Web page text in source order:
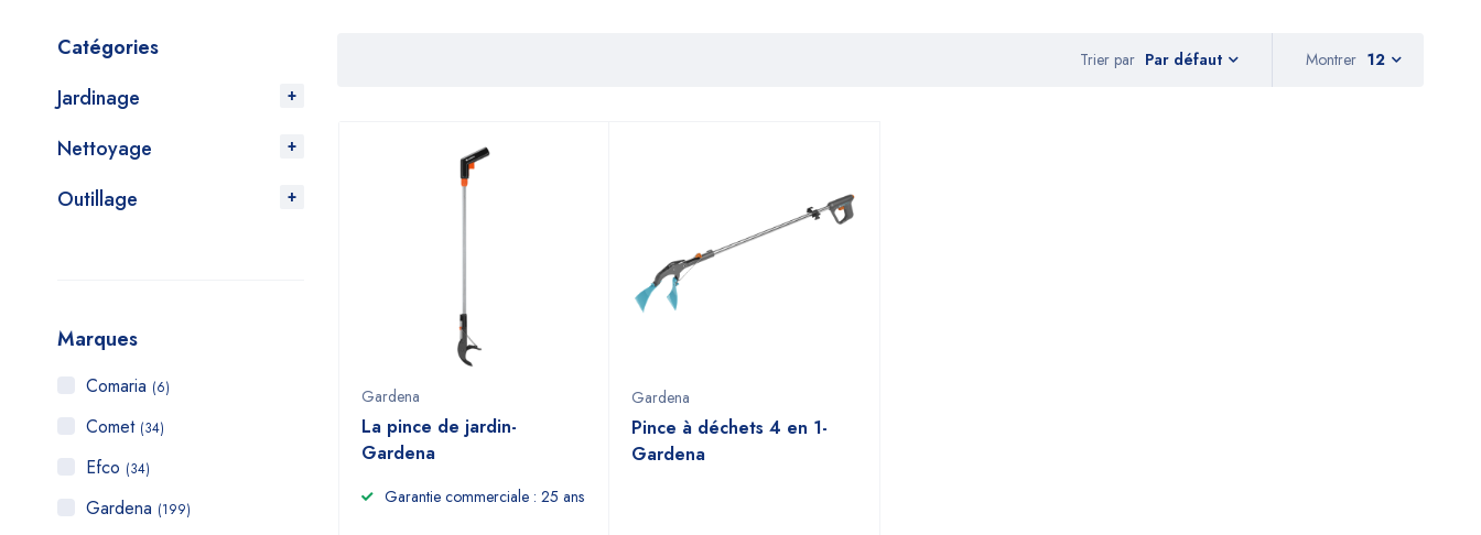
Catégories
Jardinage
Nettoyage
Outillage
Marques
Comaria (6)
Comet (34)
Efco (34)
Gardena (199)
Trier par Par défaut Montrer 12
Gardena
La pince de jardin-
Gardena
Garantie commerciale : 25 ans
Gardena
Pince à déchets 4 en 1-
Gardena